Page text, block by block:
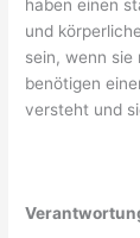
haben einen
und
sein, wenn
benötigen
versteht und